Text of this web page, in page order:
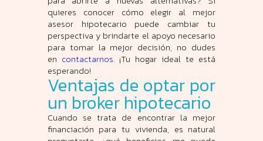
quieres conocer cómo elegir al mejor
asesor hipotecario puede cambiar tu
perspectiva y brindarte el apoyo necesario
para tomar la mejor decisión, no dudes
en contactarnos. ¡Tu hogar ideal te está
esperando!
Ventajas de optar por
un broker hipotecario
Cuando se trata de encontrar la mejor
financiación para tu vivienda, es natural